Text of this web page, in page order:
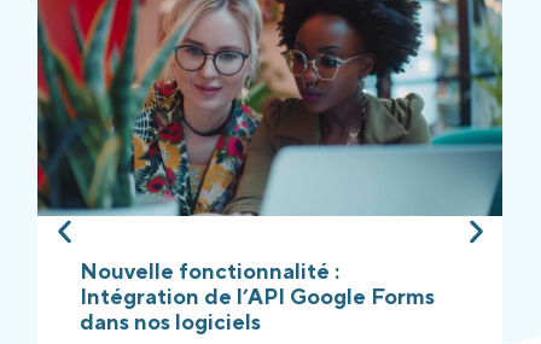
Nouvelle fonctionnalité :
Intégration de l’API Google Forms
dans nos logiciels